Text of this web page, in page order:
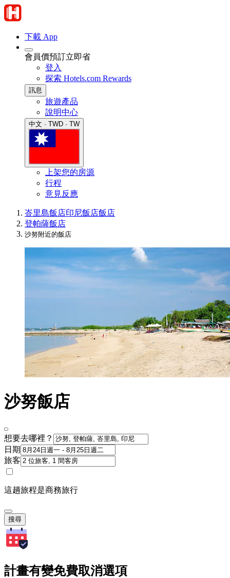
下載 App
會員價預訂立即省
登入
探索 Hotels.com Rewards
訊息
旅遊產品
說明中心
中文 · TWD · TW
上架您的房源
行程
意見反應
峇里島飯店印尼飯店飯店
登帕薩飯店
沙努附近的飯店
沙努飯店
想要去哪裡？
日期
旅客
這趟旅程是商務旅行
搜尋
計畫有變免費取消選項